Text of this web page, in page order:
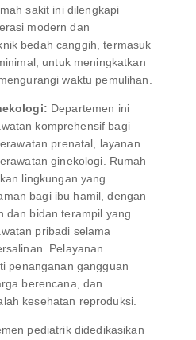
sakit ini dilengkapi
modern dan
bedah canggih, termasuk
untuk meningkatkan
waktu pemulihan.
Departemen ini
komprehensif bagi
prenatal, layanan
ginekologi. Rumah
lingkungan yang
bagi ibu hamil, dengan
dan bidan terampil yang
pribadi selama
Pelayanan
penanganan gangguan
berencana, dan
kesehatan reproduksi.
pediatrik didedikasikan